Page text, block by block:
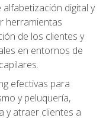
digital y
herramientas
de los clientes y
en entornos de
efectivas para
y peluquería,
y atraer clientes a